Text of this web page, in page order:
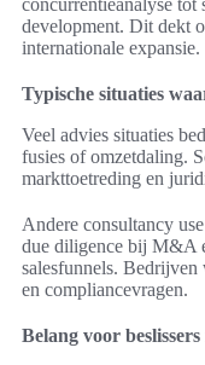
concurrentieanalyse tot
development. Dit dekt
internationale expansie.
Typische situaties
Veel advies situaties
fusies of omzetdaling.
markttoetreding en
Andere consultancy
due diligence bij M&A
salesfunnels.
en compliancevragen.
Belang voor